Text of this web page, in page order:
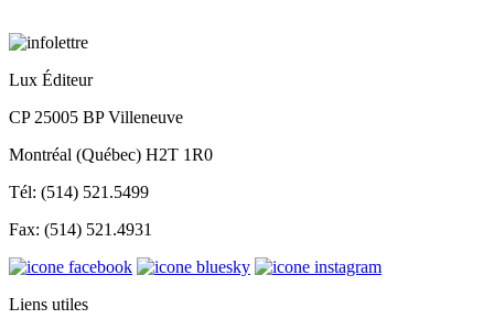
Lux Éditeur
CP 25005 BP Villeneuve
Montréal (Québec) H2T 1R0
Tél: (514) 521.5499
Fax: (514) 521.4931
Liens utiles